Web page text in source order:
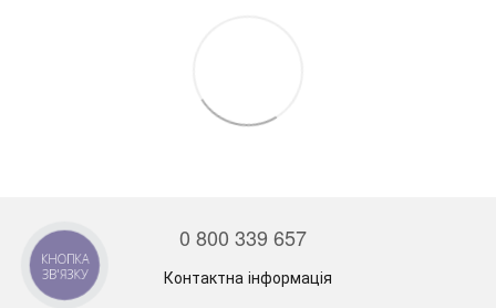
0 800 339 657
Контактна інформація
КНОПКА
ЗВ'ЯЗКУ